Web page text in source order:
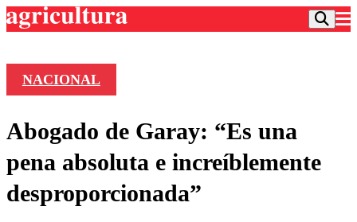
Frecuencias
Agricultura TV
Deportes
Colo Colo
Entretención
NACIONAL
Abogado de Garay: “Es una
pena absoluta e increíblemente
desproporcionada”